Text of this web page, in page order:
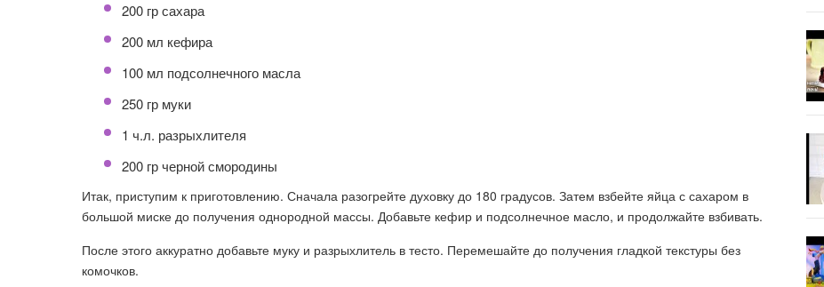
200 гр сахара
200 мл кефира
100 мл подсолнечного масла
250 гр муки
1 ч.л. разрыхлителя
200 гр черной смородины
Итак, приступим к приготовлению. Сначала разогрейте духовку до 180 градусов. Затем взбейте яйца с сахаром в
большой миске до получения однородной массы. Добавьте кефир и подсолнечное масло, и продолжайте взбивать.
После этого аккуратно добавьте муку и разрыхлитель в тесто. Перемешайте до получения гладкой текстуры без
комочков.